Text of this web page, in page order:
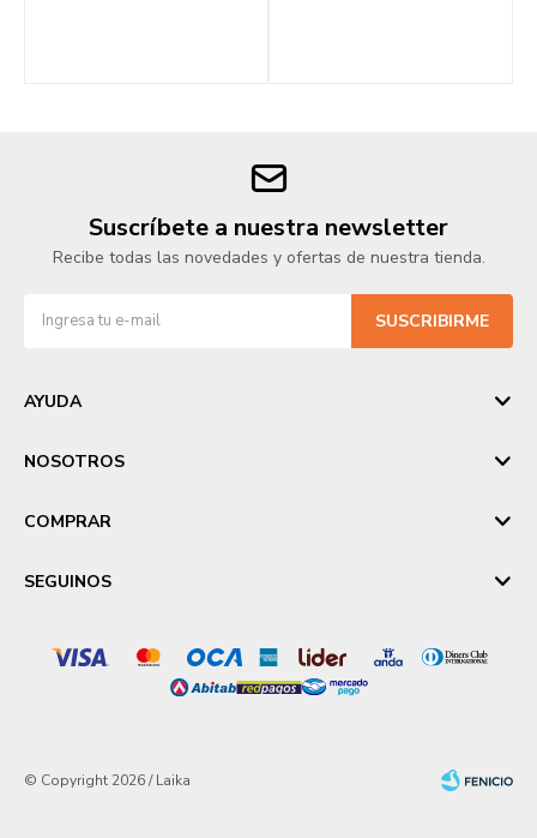
Suscríbete a nuestra newsletter
Recibe todas las novedades y ofertas de nuestra tienda.
SUSCRIBIRME
AYUDA
NOSOTROS
COMPRAR
SEGUINOS
© Copyright 2026 / Laika